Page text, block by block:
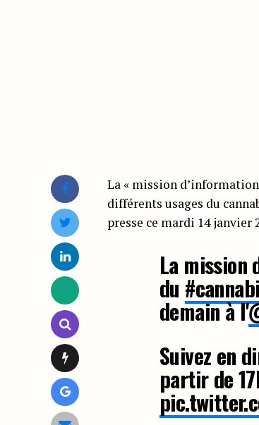
La « mission
différents usages du
presse ce mardi 14 janvier
La
du
demain à l'
Suivez en
partir de